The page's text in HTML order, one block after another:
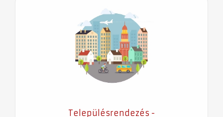
Településrendezés -